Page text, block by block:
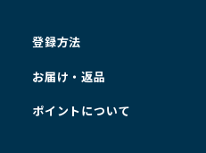
登録方法
お届け・返品
ポイントについて